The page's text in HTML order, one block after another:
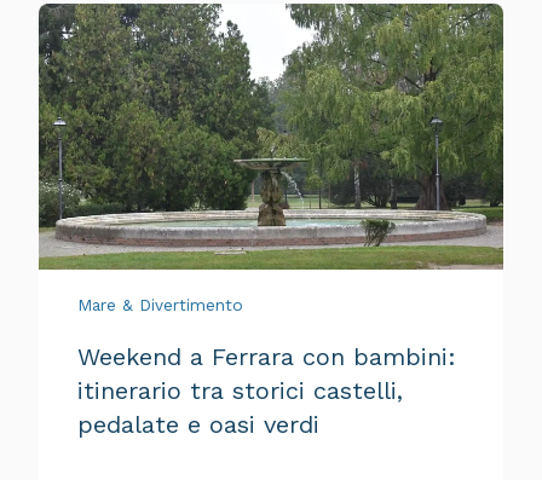
Mare & Divertimento
Weekend a Ferrara con bambini:
itinerario tra storici castelli,
pedalate e oasi verdi